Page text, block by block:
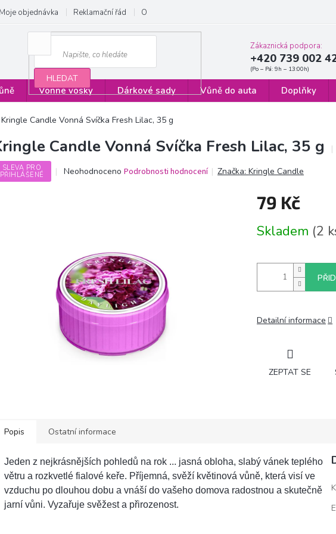
Moje objednávka Reklamační řád Obchodní podmínky
HLEDAT
Zákaznická podpora:
+420 739 002
Vonné vosky Dárkové sady Vůně do auta Doplňky
Kringle Candle Vonná Svíčka Fresh Lilac, 35 g
Candle Vonná Svíčka Fresh Lilac, 35 g
SLEVA PRO
PŘIHLÁŠENÉ
Průměrné
Neohodnoceno Podrobnosti hodnocení Značka:Kringle Candle
79 Kč
cena:
Skladem (2
Detailní informace
ZEPTAT SE
Popis Ostatní informace
Jeden z nejkrásnějších pohledů na rok ... jasná obloha, slabý vánek teplého
větru a rozkvetlé fialové keře. Příjemná, svěží květinová vůně, která visí ve
vzduchu po dlouhou dobu a vnáší do vašeho domova radostnou a skutečně
jarní vůni. Vyzařuje svěžest a přirozenost.